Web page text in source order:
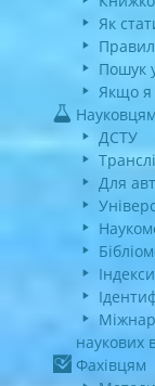
Як
Пошук
Якщо я
Науковцям
ДСТУ
Для
наукових
Фахівцям